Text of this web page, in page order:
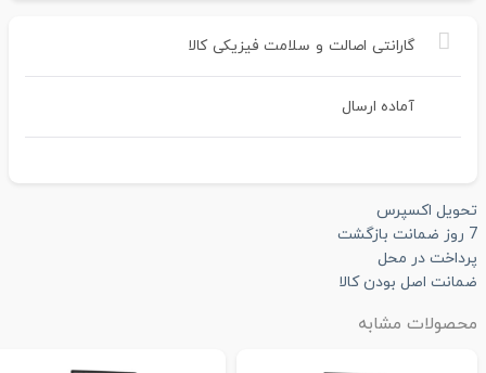
گارانتی اصالت و سلامت فیزیکی کالا
آماده ارسال
تحویل اکسپرس
7 روز ضمانت بازگشت
پرداخت در محل
ضمانت اصل بودن کالا
محصولات مشابه